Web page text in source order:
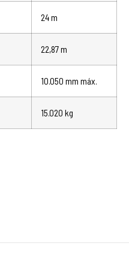
24 m
22,87 m
10.050 mm máx.
15.020 kg